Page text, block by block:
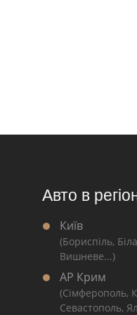
Авто в
Київ
(Бориспіль,
Вишневе...)
АР Крим
(Сімферополь,
Севастополь,